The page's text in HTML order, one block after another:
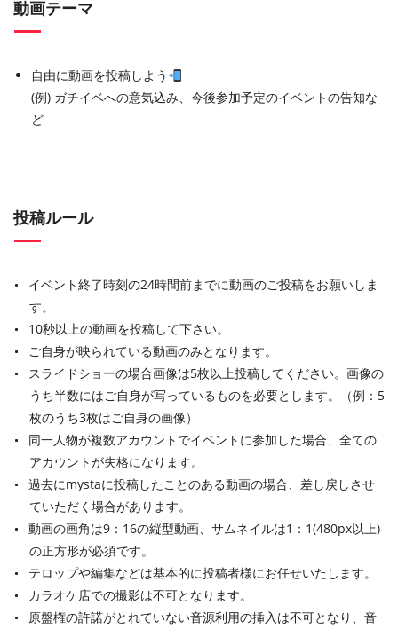
動画テーマ
自由に動画を投稿しよう
(例) ガチイベへの意気込み、今後参加予定のイベントの告知な
ど
投稿ルール
イベント終了時刻の24時間前までに動画のご投稿をお願いしま
す。
10秒以上の動画を投稿して下さい。
ご自身が映られている動画のみとなります。
スライドショーの場合画像は5枚以上投稿してください。画像の
うち半数にはご自身が写っているものを必要とします。（例：5
枚のうち3枚はご自身の画像）
同一人物が複数アカウントでイベントに参加した場合、全ての
アカウントが失格になります。
過去にmystaに投稿したことのある動画の場合、差し戻しさせ
ていただく場合があります。
動画の画角は9：16の縦型動画、サムネイルは1：1(480px以上)
の正方形が必須です。
テロップや編集などは基本的に投稿者様にお任せいたします。
カラオケ店での撮影は不可となります。
原盤権の許諾がとれていない音源利用の挿入は不可となり、音